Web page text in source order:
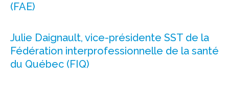
(FAE)
Julie Daignault, vice-présidente SST de la
Fédération interprofessionnelle de la santé
du Québec (FIQ)